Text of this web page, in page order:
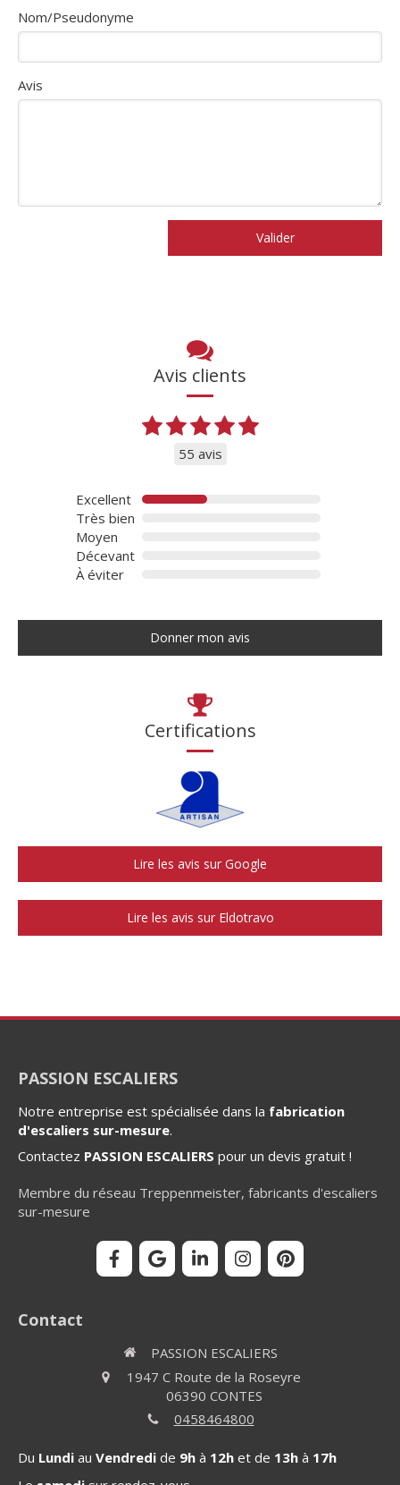
Nom/Pseudonyme
Avis
Valider
Avis clients
55 avis
Excellent
Très bien
Moyen
Décevant
À éviter
Donner mon avis
Certifications
Lire les avis sur Google
Lire les avis sur Eldotravo
PASSION ESCALIERS
Notre entreprise est spécialisée dans la fabrication
d'escaliers sur-mesure.
Contactez PASSION ESCALIERS pour un devis gratuit !
Membre du réseau Treppenmeister, fabricants d'escaliers
sur-mesure
Contact
PASSION ESCALIERS
1947 C Route de la Roseyre
06390 CONTES
0458464800
Du Lundi au Vendredi de 9h à 12h et de 13h à 17h